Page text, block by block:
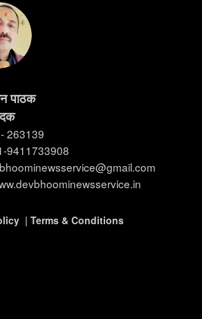
पाठक
- 263139
9411733908
| Terms & Conditions